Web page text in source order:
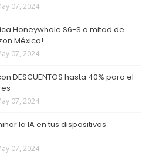
07, 2024
Honeywhale S6-S a mitad de
México!
07, 2024
DESCUENTOS hasta 40% para el
07, 2024
la IA en tus dispositivos
07, 2024